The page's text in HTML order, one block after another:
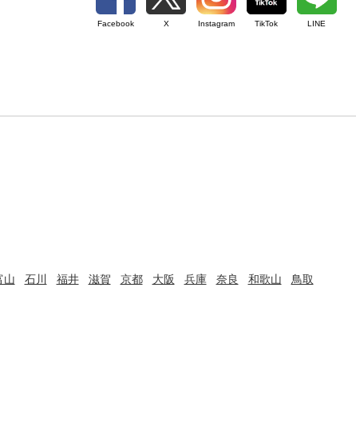
Facebook X Instagram TikTok LINE
山 石川 福井 滋賀 京都 大阪 兵庫 奈良 和歌山
鳥取